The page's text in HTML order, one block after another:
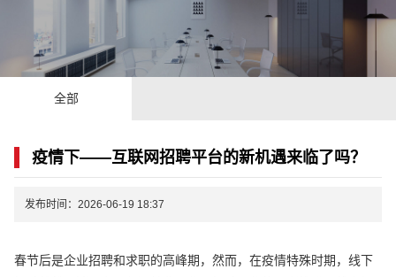
全部
疫情下——互联网招聘平台的新机遇来临了吗？
发布时间：2026-06-19 18:37
春节后是企业招聘和求职的高峰期，然而，在疫情特殊时期，线下